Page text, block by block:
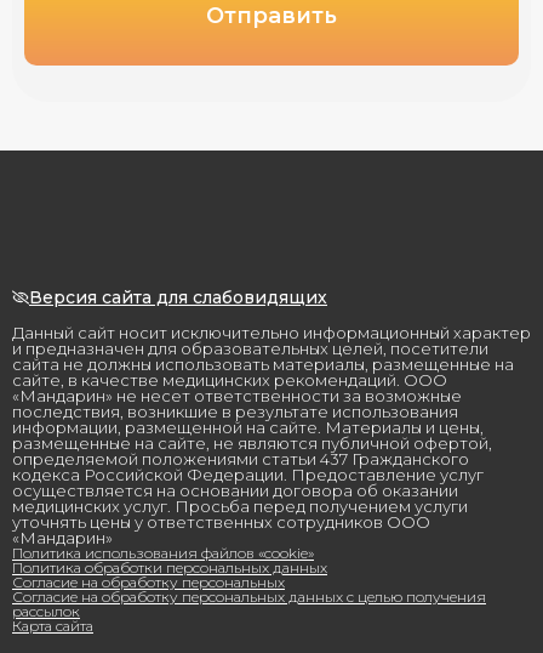
Отправить
Данный сайт носит исключительно информационный характер
и предназначен для образовательных целей, посетители
сайта не должны использовать материалы, размещенные на
сайте, в качестве медицинских рекомендаций. ООО
«Мандарин» не несет ответственности за возможные
последствия, возникшие в результате использования
информации, размещенной на сайте. Материалы и цены,
размещенные на сайте, не являются публичной офертой,
определяемой положениями статьи 437 Гражданского
кодекса Российской Федерации. Предоставление услуг
осуществляется на основании договора об оказании
медицинских услуг. Просьба перед получением услуги
уточнять цены у ответственных сотрудников ООО
«Мандарин»
Политика использования файлов «cookie»
Политика обработки персональных данных
Согласие на обработку персональных
Согласие на обработку персональных данных с целью получения
рассылок
Карта сайта
Версия сайта для слабовидящих